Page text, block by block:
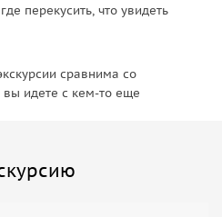
перекусить, что увидеть
сравнима со
вы идете с кем-то еще